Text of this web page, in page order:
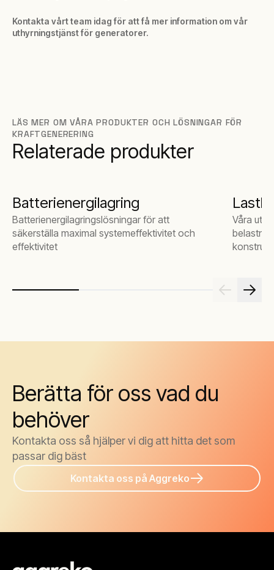
Kontakta vårt team idag för att få mer information om vår
uthyrningstjänst för generatorer.
LÄS MER OM VÅRA PRODUKTER OCH LÖSNINGAR FÖR
KRAFTGENERERING
Relaterade produkter
Batterienergilagring
Batterienergilagringslösningar för att
säkerställa maximal systemeffektivitet och
effektivitet
Våra
Berätta för oss vad du
behöver
Kontakta oss så hjälper vi dig att hitta det som
passar dig bäst
Kontakta oss på Aggreko